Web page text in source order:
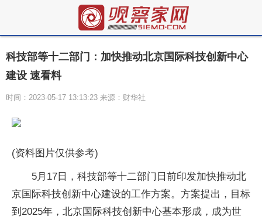
科技部等十二部门：加快推动北京国际科技创新中心
建设 速看料
时间：2023-05-17 13:13:23 来源：财华社
(资料图片仅供参考)
5月17日，科技部等十二部门日前印发加快推动北
京国际科技创新中心建设的工作方案。方案提出，目标
到2025年，北京国际科技创新中心基本形成，成为世